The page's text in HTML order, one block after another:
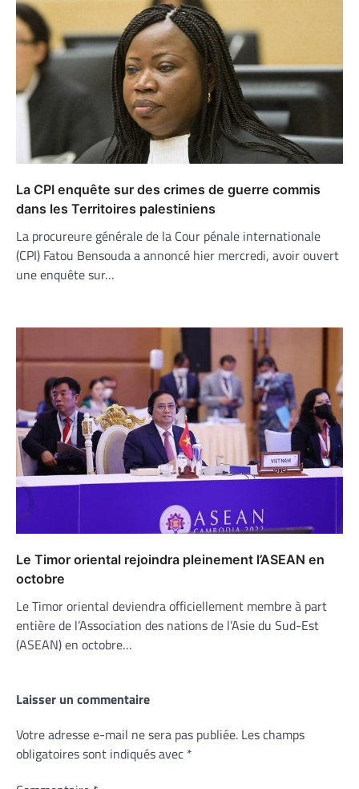
La CPI enquête sur des crimes de guerre commis
dans les Territoires palestiniens
La procureure générale de la Cour pénale internationale
(CPI) Fatou Bensouda a annoncé hier mercredi, avoir ouvert
une enquête sur…
Le Timor oriental rejoindra pleinement l’ASEAN en
octobre
Le Timor oriental deviendra officiellement membre à part
entière de l’Association des nations de l’Asie du Sud-Est
(ASEAN) en octobre…
Laisser un commentaire
Votre adresse e-mail ne sera pas publiée. Les champs
obligatoires sont indiqués avec *